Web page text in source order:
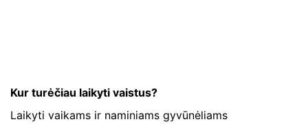
Kur turėčiau laikyti vaistus?
Laikyti vaikams ir naminiams gyvūnėliams